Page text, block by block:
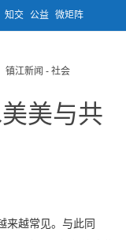
知交 公益 微矩阵
镇江新闻 - 社会
美与共
来越常见。与此同